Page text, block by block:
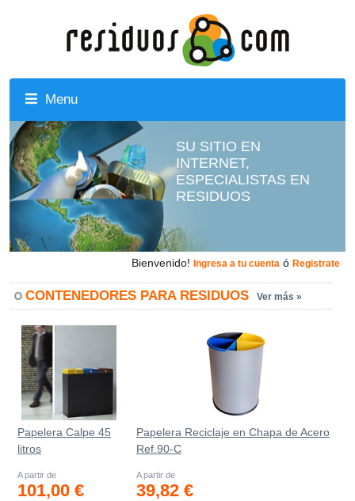
Menu
SU SITIO EN
INTERNET,
ESPECIALISTAS EN
RESIDUOS
Bienvenido! Ingresa a tu cuenta ó Registrate
CONTENEDORES PARA RESIDUOS Ver más »
Papelera Calpe 45
litros
A partir de
101,00 €
Papelera Reciclaje en Chapa de Acero
Ref.90-C
A partir de
39,82 €